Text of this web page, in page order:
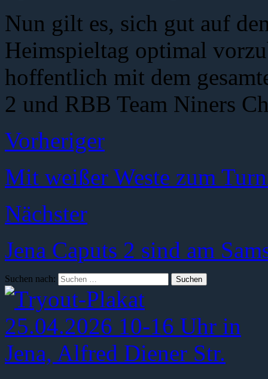
Nun gilt es, sich gut auf
Heimspieltag optimal
hoffentlich mit dem
2 und RBB Team Niners
Vorheriger
Mit weißer Weste zum
Nächster
Jena Caputs 2 sind am
Suchen nach: